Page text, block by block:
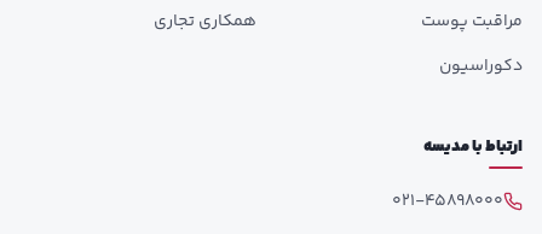
مراقبت پوست
دکوراسیون
همکاری تجاری
ارتباط با مدیسه
021-45898000